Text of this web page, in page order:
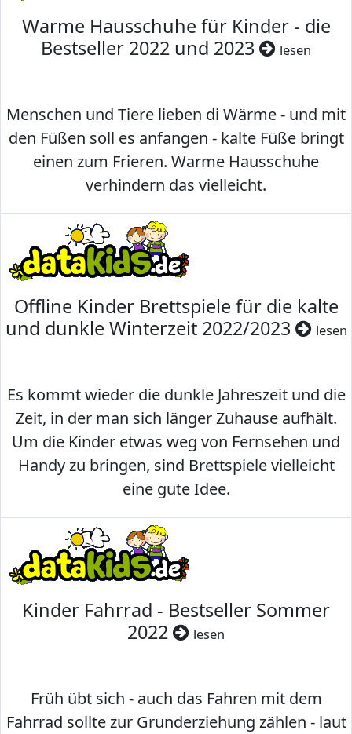
Warme Hausschuhe für Kinder - die
Bestseller 2022 und 2023
lesen
Menschen und Tiere lieben di Wärme - und mit
den Füßen soll es anfangen - kalte Füße bringt
einen zum Frieren. Warme Hausschuhe
verhindern das vielleicht.
Offline Kinder Brettspiele für die kalte
und dunkle Winterzeit 2022/2023
lesen
Es kommt wieder die dunkle Jahreszeit und die
Zeit, in der man sich länger Zuhause aufhält.
Um die Kinder etwas weg von Fernsehen und
Handy zu bringen, sind Brettspiele vielleicht
eine gute Idee.
Kinder Fahrrad - Bestseller Sommer
2022
lesen
Früh übt sich - auch das Fahren mit dem
Fahrrad sollte zur Grunderziehung zählen - laut